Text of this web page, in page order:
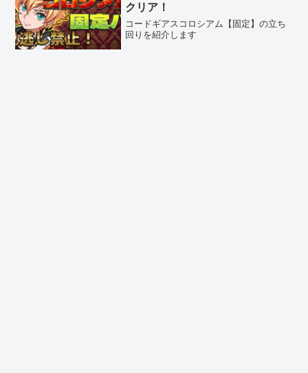
クリア！
コードギアスコロシアム【固定】の立ち
回りを紹介します